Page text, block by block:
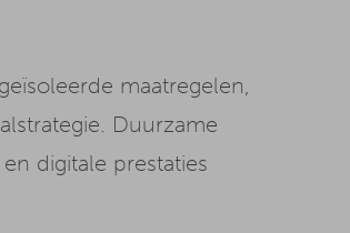
maatregelen,
Duurzame
digitale prestaties